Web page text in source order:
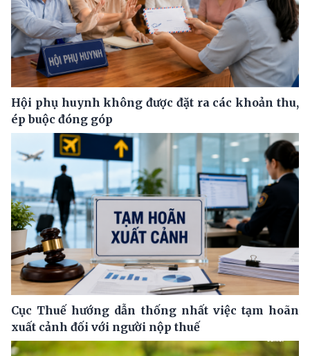
Hội phụ huynh không được đặt ra các khoản thu,
ép buộc đóng góp
Cục Thuế hướng dẫn thống nhất việc tạm hoãn
xuất cảnh đối với người nộp thuế